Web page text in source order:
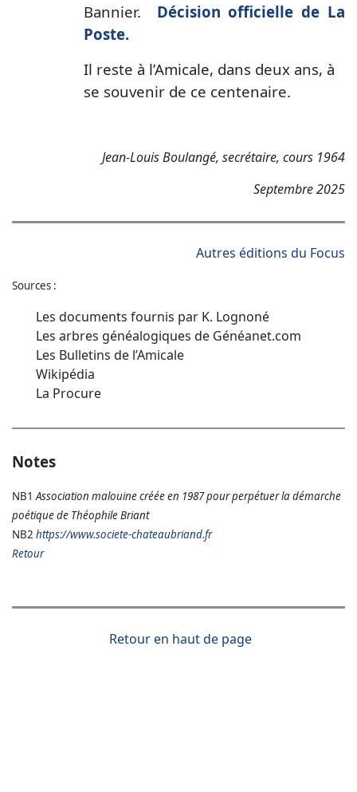
Bannier. Décision officielle de La
Poste.
Il reste à l’Amicale, dans deux ans, à
se souvenir de ce centenaire.
Jean-Louis Boulangé, secrétaire, cours 1964
Septembre 2025
Autres éditions du Focus
Sources :
Les documents fournis par K. Lognoné
Les arbres généalogiques de Généanet.com
Les Bulletins de l’Amicale
Wikipédia
La Procure
Notes
NB1Association malouine créée en 1987 pour perpétuer la démarche
poétique de Théophile Briant
NB2 https://www.societe-chateaubriand.fr
Retour
Retour en haut de page